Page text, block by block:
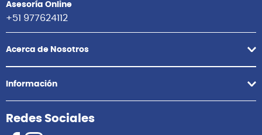
Asesoría Online
+51 977624112
Acerca de Nosotros
Información
Redes Sociales